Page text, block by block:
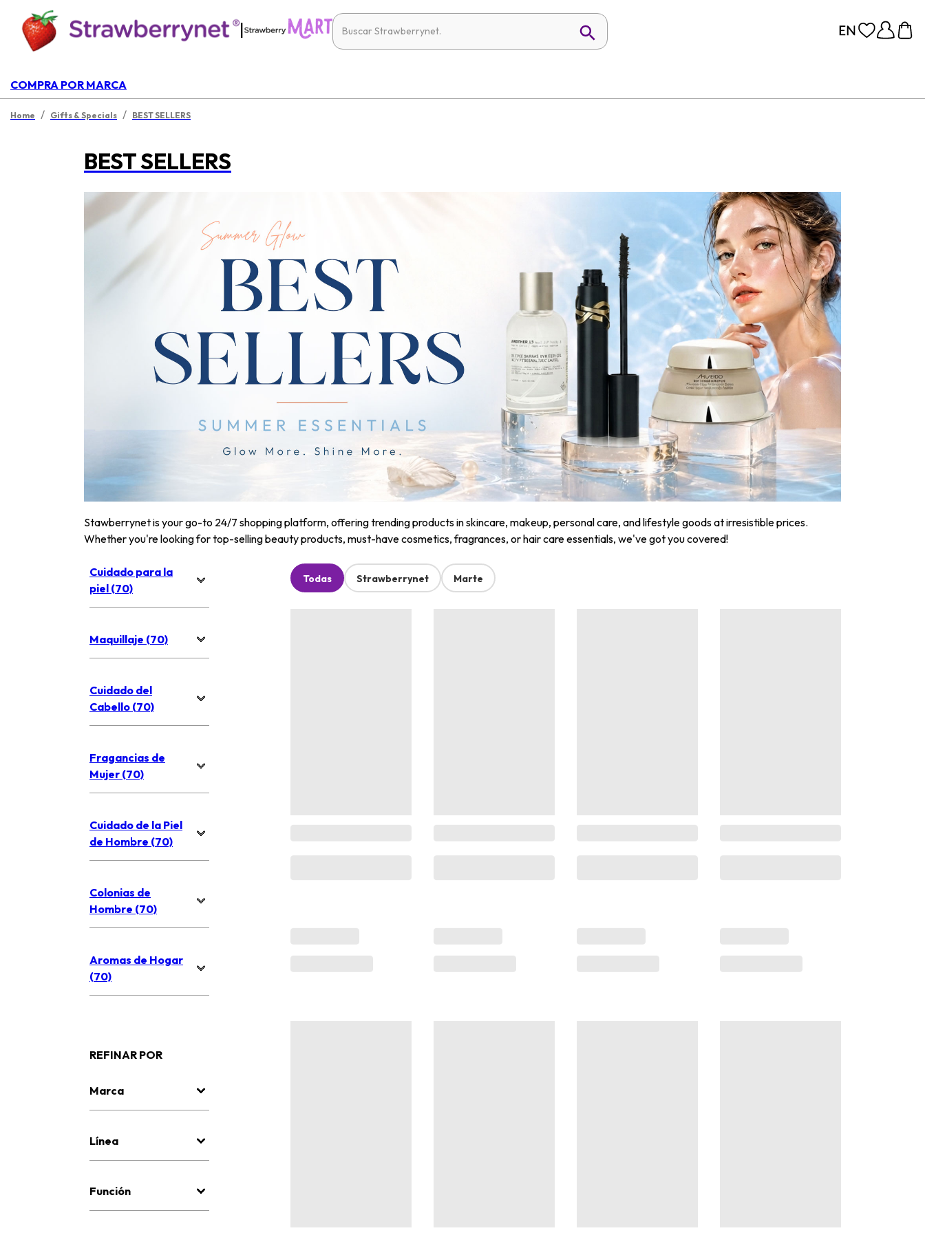
|
COMPRA POR MARCA
Home / Gifts & Specials / BEST SELLERS
BEST SELLERS
Stawberrynet is your go-to 24/7 shopping platform, offering trending products in skincare, makeup, personal care, and lifestyle goods at irresistible prices.
Whether you're looking for top-selling beauty products, must-have cosmetics, fragrances, or hair care essentials, we've got you covered!
Cuidado para la
piel (70)
Maquillaje (70)
Cuidado del
Cabello (70)
Fragancias de
Mujer (70)
Cuidado de la Piel
de Hombre (70)
Colonias de
Hombre (70)
Aromas de Hogar
(70)
REFINAR POR
Marca
Línea
Función
Todas Strawberrynet Marte